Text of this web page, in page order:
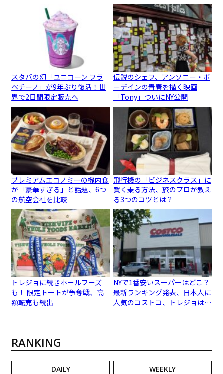
スタバの幻「ユニコーン フラ
ペチーノ」が9年ぶり復活！世
界で2日間限定販売へ
伝説のシェフ、アンソニー・ボ
ーデインの青春を描く映画
「Tony」ついにNY公開
プレミアムエコノミーの機内食
が「豪華すぎる」と話題、6つ
の航空会社を比較
飛行機の「ビジネスクラス」に
賢く乗る方法、旅のプロが教え
る3つのコツとは？
トレジョに続きホールフーズ
も！ 限定トートが争奪戦、高
額転売も続出
NYで1番安いスーパーはどこ？
最新ランキング発表、日本人に
人気のコストコ、トレジョは…
RANKING
DAILY WEEKLY